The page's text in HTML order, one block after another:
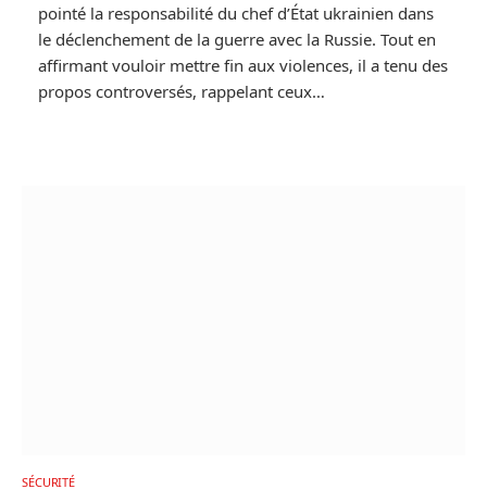
pointé la responsabilité du chef d’État ukrainien dans
le déclenchement de la guerre avec la Russie. Tout en
affirmant vouloir mettre fin aux violences, il a tenu des
propos controversés, rappelant ceux…
SÉCURITÉ